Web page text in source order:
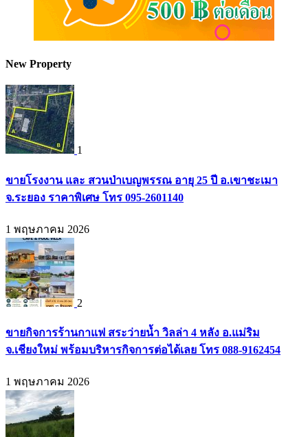
New Property
1
ขายโรงงาน และ สวนป่าเบญพรรณ อายุ 25 ปี อ.เขาชะเมา
จ.ระยอง ราคาพิเศษ โทร 095-2601140
1 พฤษภาคม 2026
2
ขายกิจการร้านกาแฟ สระว่ายน้ำ วิลล่า 4 หลัง อ.แม่ริม
จ.เชียงใหม่ พร้อมบริหารกิจการต่อได้เลย โทร 088-9162454
1 พฤษภาคม 2026